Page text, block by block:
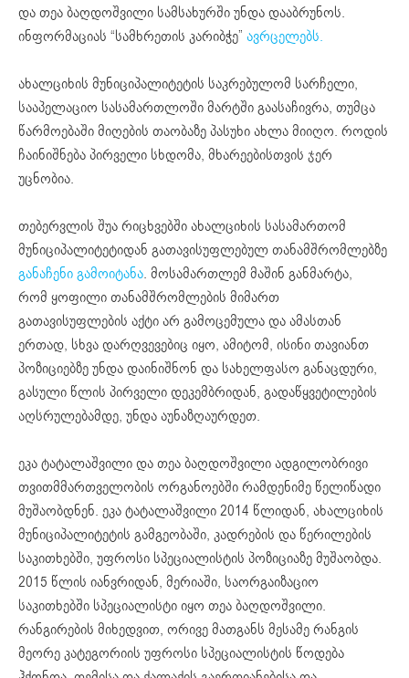
და თეა ბაღდოშვილი სამსახურში უნდა დააბრუნოს.
ინფორმაციას “სამხრეთის კარიბჭე” ავრცელებს.
ახალციხის მუნიციპალიტეტის საკრებულომ სარჩელი,
სააპელაციო სასამართლოში მარტში გაასაჩივრა, თუმცა
წარმოებაში მიღების თაობაზე პასუხი ახლა მიიღო. როდის
ჩაინიშნება პირველი სხდომა, მხარეებისთვის ჯერ
უცნობია.
თებერვლის შუა რიცხვებში ახალციხის სასამართომ
მუნიციპალიტეტიდან გათავისუფლებულ თანამშრომლებზე
განაჩენი გამოიტანა. მოსამართლემ მაშინ განმარტა,
რომ ყოფილი თანამშრომლების მიმართ
გათავისუფლების აქტი არ გამოცემულა და ამასთან
ერთად, სხვა დარღვევებიც იყო, ამიტომ, ისინი თავიანთ
პოზიციებზე უნდა დაინიშნონ და სახელფასო განაცდური,
გასული წლის პირველი დეკემბრიდან, გადაწყვეტილების
აღსრულებამდე, უნდა აუნაზღაურდეთ.
ეკა ტატალაშვილი და თეა ბაღდოშვილი ადგილობრივი
თვითმმართველობის ორგანოებში რამდენიმე წელიწადი
მუშაობდნენ. ეკა ტატალაშვილი 2014 წლიდან, ახალციხის
მუნიციპალიტეტის გამგეობაში, კადრების და წერილების
საკითხებში, უფროსი სპეციალისტის პოზიციაზე მუშაობდა.
2015 წლის იანვრიდან, მერიაში, საორგაიზაციო
საკითხებში სპეციალისტი იყო თეა ბაღდოშვილი.
რანგირების მიხედვით, ორივე მათგანს მესამე რანგის
მეორე კატეგორიის უფროსი სპეციალისტის წოდება